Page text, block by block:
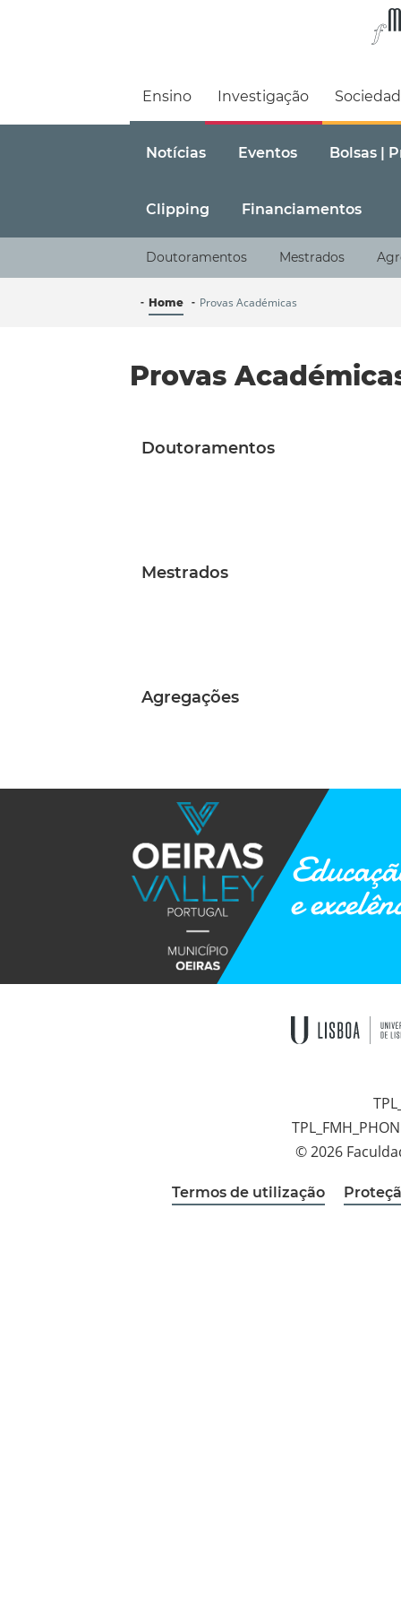
Faculdade de
Ensino Investigação
Notícias Eventos Bolsas |
Clipping Financiamentos
Doutoramentos Mestrados
Home Provas Académicas
Provas
Doutoramentos
Mestrados
Agregações
e
© 2026
Termos de utilização